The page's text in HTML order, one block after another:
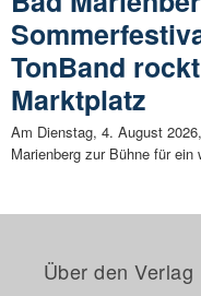
TonBand
Marktplatz
Am Dienstag, 4. August
Marienberg zur Bühne für
Über den Verlag